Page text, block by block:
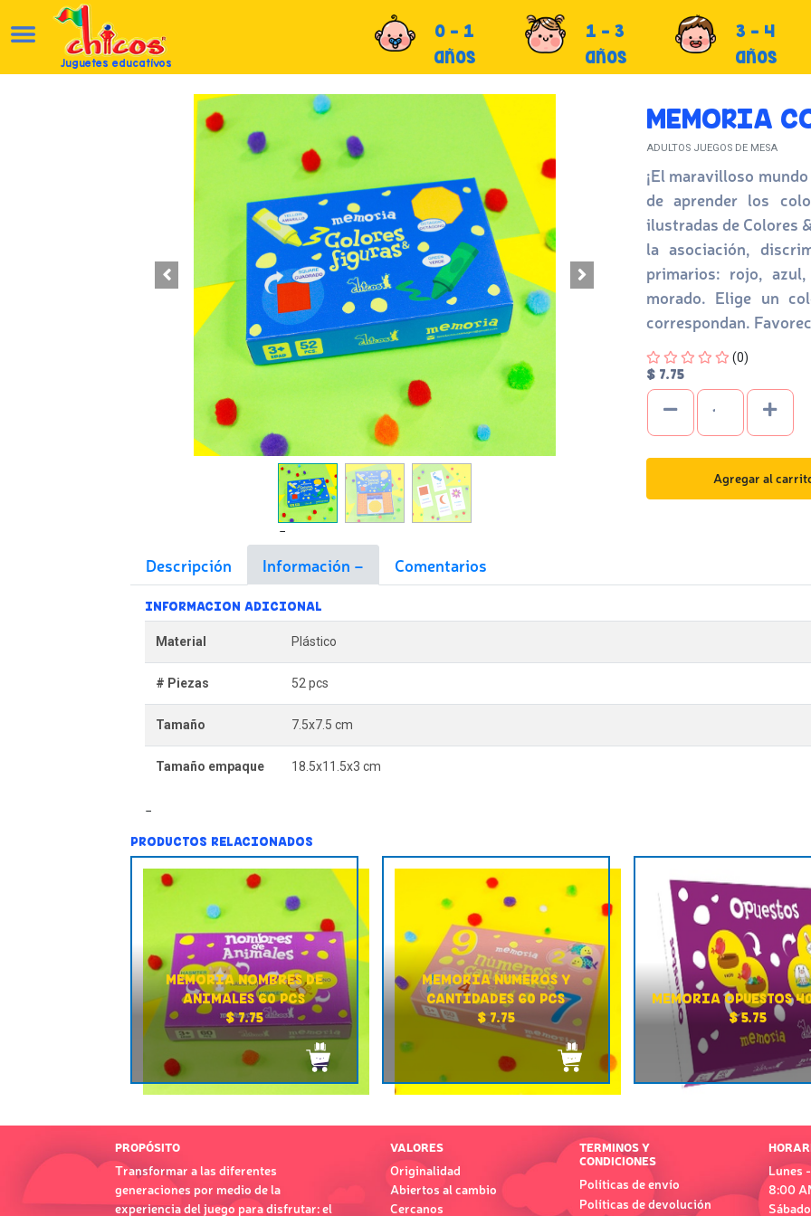
Juguetes educativos
0 - 1
años
1 - 3
años
3 - 4
años
MEMORIA
ADULTOS JUEGOS DE MESA
¡El maravilloso
de aprender los
ilustradas de Colores
la asociación,
primarios: rojo,
morado. Elige un
correspondan.
Four out of Five Stars
(0)
$ 7.75
Agregar al
Descripción Información Comentarios
INFORMACION ADICIONAL
Material Plástico
# Piezas 52 pcs
Tamaño 7.5x7.5 cm
Tamaño empaque 18.5x11.5x3 cm
PRODUCTOS RELACIONADOS
MEMORIA NOMBRES DE
ANIMALES 60 PCS
$ 7.75
MEMORIA NUMEROS Y
CANTIDADES 60 PCS
$ 7.75
MEMORIA OPUESTOS
$ 5.75
PROPÓSITO
Transformar a las diferentes
generaciones por medio de la
experiencia del juego para disfrutar: el
VALORES
Originalidad
Abiertos al cambio
Cercanos
TERMINOS Y
CONDICIONES
Políticas de envío
Políticas de devolución
Lunes
8:00
Sábado